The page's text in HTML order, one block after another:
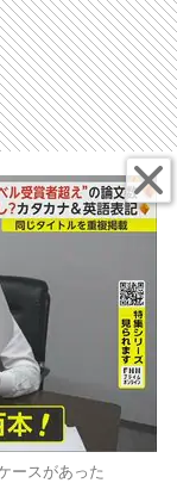
ースがあった